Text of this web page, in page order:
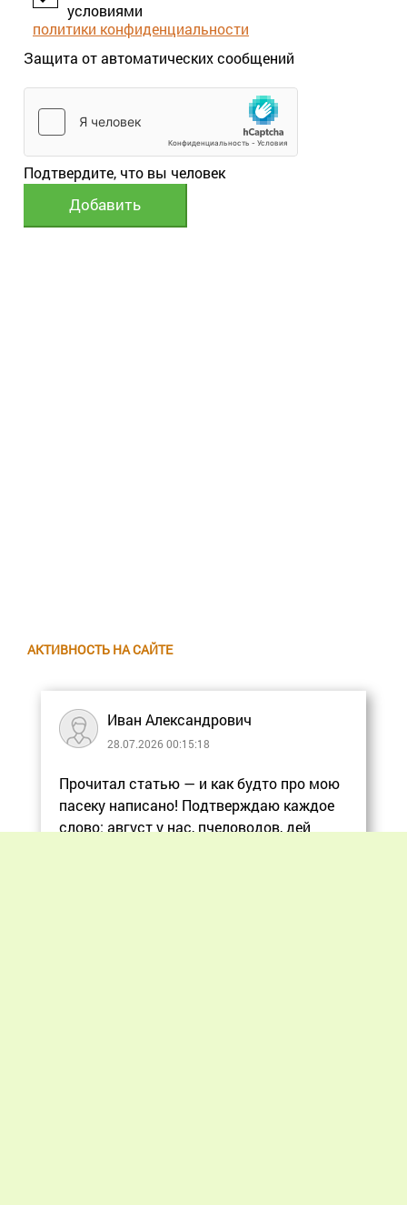
условиями
политики конфиденциальности
Защита от автоматических сообщений
Подтвердите, что вы человек
АКТИВНОСТЬ НА САЙТЕ
Иван Александрович
28.07.2026 00:15:18
Прочитал статью — и как будто про мою
пасеку написано! Подтверждаю каждое
слово: август у нас, пчеловодов, дей